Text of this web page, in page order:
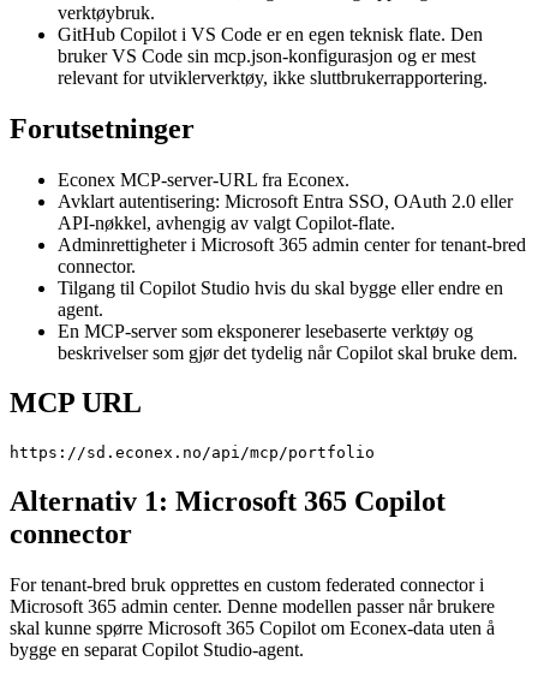
verktøybruk.
GitHub Copilot i VS Code er en egen teknisk flate. Den
bruker VS Code sin mcp.json-konfigurasjon og er mest
relevant for utviklerverktøy, ikke sluttbrukerrapportering.
Forutsetninger
Econex MCP-server-URL fra Econex.
Avklart autentisering: Microsoft Entra SSO, OAuth 2.0 eller
API-nøkkel, avhengig av valgt Copilot-flate.
Adminrettigheter i Microsoft 365 admin center for tenant-bred
connector.
Tilgang til Copilot Studio hvis du skal bygge eller endre en
agent.
En MCP-server som eksponerer lesebaserte verktøy og
beskrivelser som gjør det tydelig når Copilot skal bruke dem.
MCP URL
https://sd.econex.no/api/mcp/portfolio
Alternativ 1: Microsoft 365 Copilot
connector
For tenant-bred bruk opprettes en custom federated connector i
Microsoft 365 admin center. Denne modellen passer når brukere
skal kunne spørre Microsoft 365 Copilot om Econex-data uten å
bygge en separat Copilot Studio-agent.